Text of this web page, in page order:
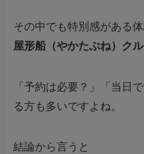
その中でも特別感がある
屋形船（やかたぶね）ク
「予約は必要？」「当日
る方も多いですよね。
結論から言うと